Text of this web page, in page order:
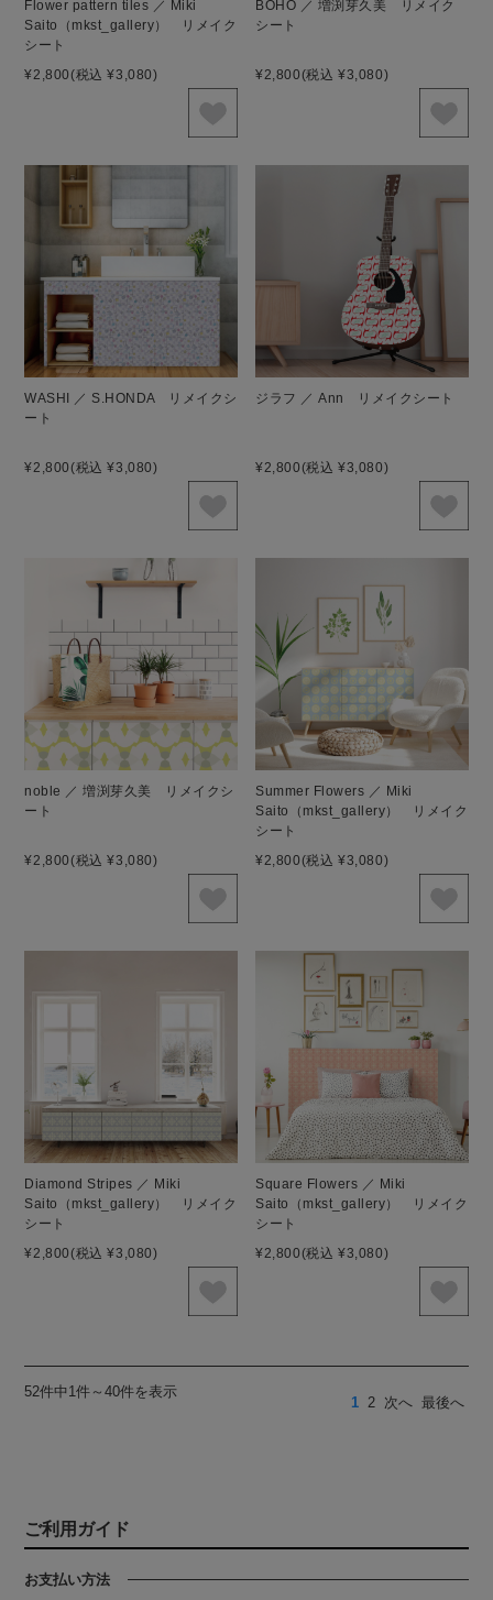
Flower pattern tiles ／ Miki
Saito（mkst_gallery） リメイク
シート
¥2,800(税込 ¥3,080)
BOHO ／ 増渕芽久美 リメイク
シート
¥2,800(税込 ¥3,080)
WASHI ／ S.HONDA リメイクシ
ート
¥2,800(税込 ¥3,080)
ジラフ ／ Ann リメイクシート
¥2,800(税込 ¥3,080)
noble ／ 増渕芽久美 リメイクシ
ート
¥2,800(税込 ¥3,080)
Summer Flowers ／ Miki
Saito（mkst_gallery） リメイク
シート
¥2,800(税込 ¥3,080)
Diamond Stripes ／ Miki
Saito（mkst_gallery） リメイク
シート
¥2,800(税込 ¥3,080)
Square Flowers ／ Miki
Saito（mkst_gallery） リメイク
シート
¥2,800(税込 ¥3,080)
52件中1件～40件を表示
1 2 次へ 最後へ
ご利用ガイド
お支払い方法